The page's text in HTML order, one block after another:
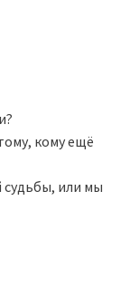
кому ещё
судьбы, или мы